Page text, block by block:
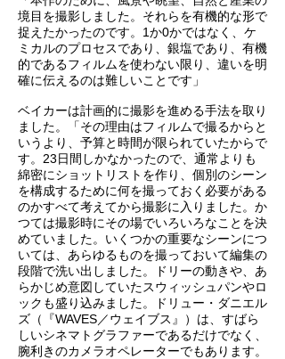
境目を撮影しました。それらを有機的な形で
捉えたかったのです。1か0かではなく、ケ
ミカルのプロセスであり、銀塩であり、有機
的であるフィルムを使わない限り、違いを明
確に伝えるのは難しいことです」
ベイカーは計画的に撮影を進める手法を取り
ました。「その理由はフィルムで撮るからと
いうより、予算と時間が限られていたからで
す。23日間しかなかったので、通常よりも
綿密にショットリストを作り、個別のシーン
を構成するために何を撮っておく必要がある
のかすべて考えてから撮影に入りました。か
つては撮影時にその場でいろいろなことを決
めていました。いくつかの重要なシーンにつ
いては、あらゆるものを撮っておいて編集の
段階で洗い出しました。ドリーの動きや、あ
らかじめ意図していたスウィッシュパンやロ
ックも盛り込みました。ドリュー・ダニエル
ズ（『WAVES／ウェイブス』）は、すばら
しいシネマトグラファーであるだけでなく、
腕利きのカメラオペレーターでもあります。